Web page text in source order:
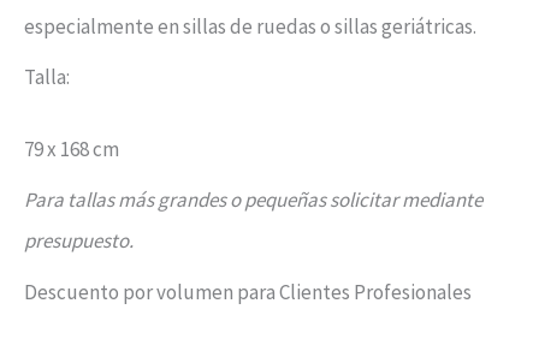
especialmente en sillas de ruedas o sillas geriátricas.
Talla:
79 x 168 cm
Para tallas más grandes o pequeñas solicitar mediante
presupuesto.
Descuento por volumen para Clientes Profesionales